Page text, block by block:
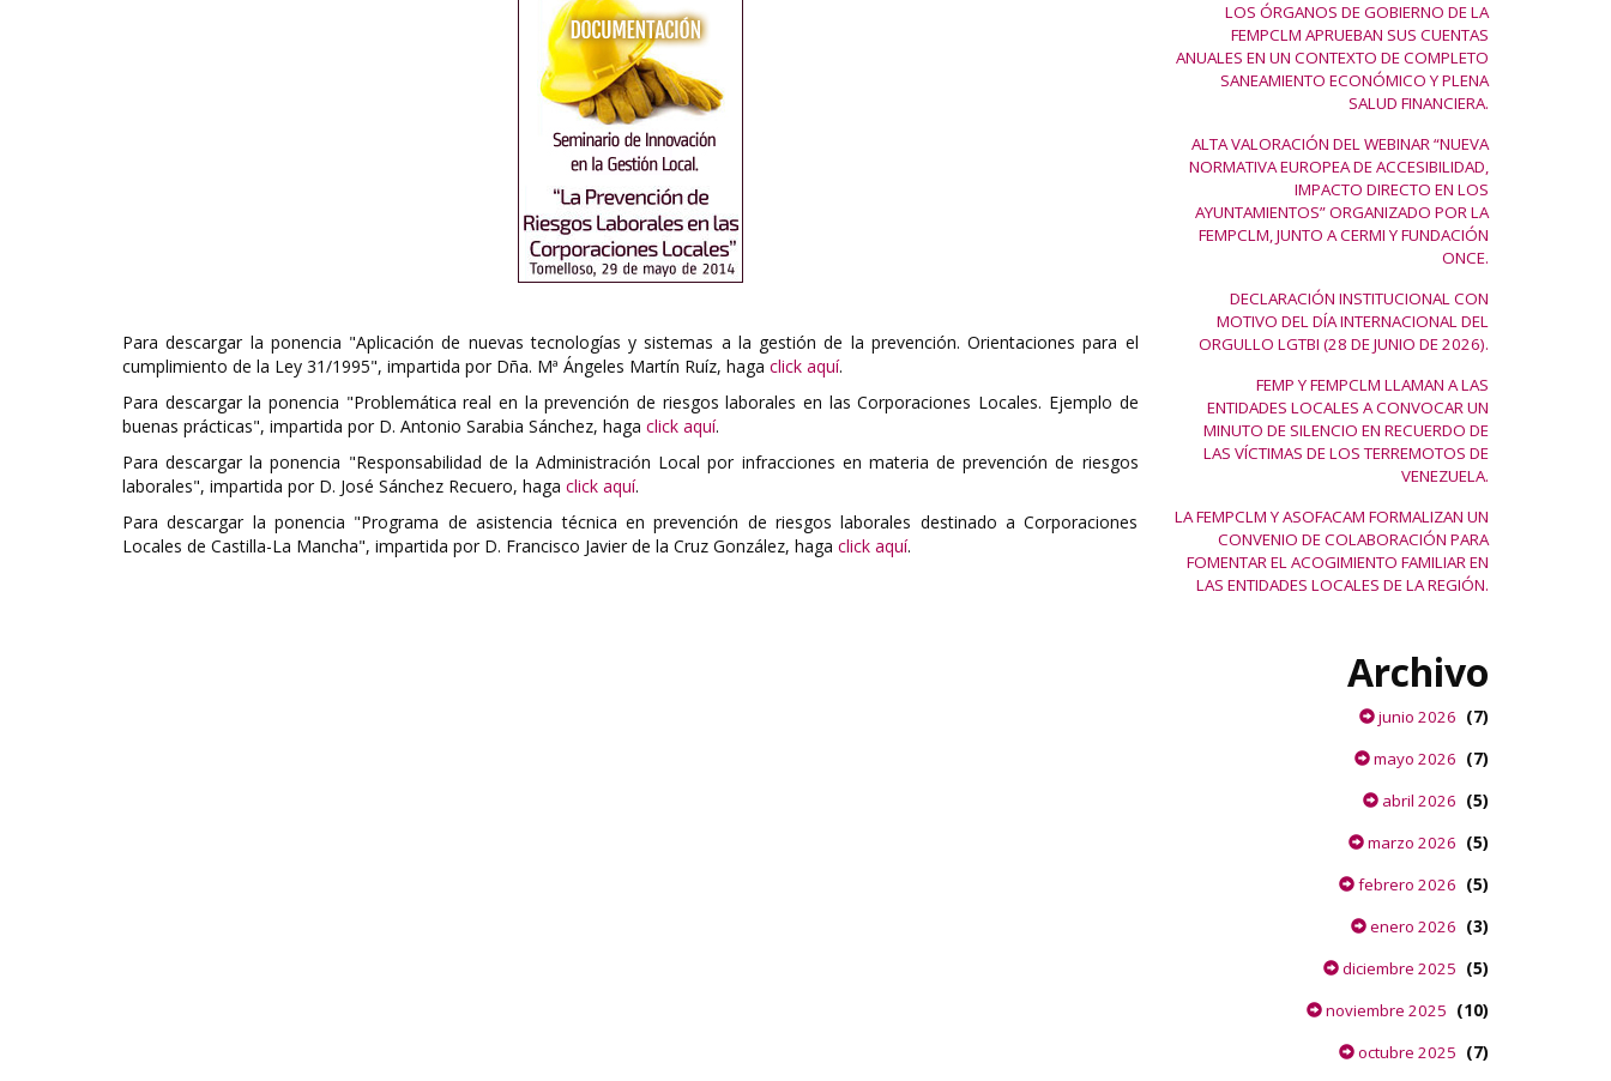
Para descargar la ponencia "Aplicación de nuevas tecnologías y sistemas a la gestión de la prevención. Orientaciones para el
cumplimiento de la Ley 31/1995", impartida por Dña. Mª Ángeles Martín Ruíz, haga click aquí.
Para descargar la ponencia "Problemática real en la prevención de riesgos laborales en las Corporaciones Locales. Ejemplo de
buenas prácticas", impartida por D. Antonio Sarabia Sánchez, haga click aquí.
Para descargar la ponencia "Responsabilidad de la Administración Local por infracciones en materia de prevención de riesgos
laborales", impartida por D. José Sánchez Recuero, haga click aquí.
Para descargar la ponencia "Programa de asistencia técnica en prevención de riesgos laborales destinado a Corporaciones
Locales de Castilla-La Mancha", impartida por D. Francisco Javier de la Cruz González, haga click aquí.
LOS ÓRGANOS DE GOBIERNO DE LA
FEMPCLM APRUEBAN SUS CUENTAS
ANUALES EN UN CONTEXTO DE COMPLETO
SANEAMIENTO ECONÓMICO Y PLENA
SALUD FINANCIERA.
ALTA VALORACIÓN DEL WEBINAR “NUEVA
NORMATIVA EUROPEA DE ACCESIBILIDAD,
IMPACTO DIRECTO EN LOS
AYUNTAMIENTOS” ORGANIZADO POR LA
FEMPCLM, JUNTO A CERMI Y FUNDACIÓN
ONCE.
DECLARACIÓN INSTITUCIONAL CON
MOTIVO DEL DÍA INTERNACIONAL DEL
ORGULLO LGTBI (28 DE JUNIO DE 2026).
FEMP Y FEMPCLM LLAMAN A LAS
ENTIDADES LOCALES A CONVOCAR UN
MINUTO DE SILENCIO EN RECUERDO DE
LAS VÍCTIMAS DE LOS TERREMOTOS DE
VENEZUELA.
LA FEMPCLM Y ASOFACAM FORMALIZAN UN
CONVENIO DE COLABORACIÓN PARA
FOMENTAR EL ACOGIMIENTO FAMILIAR EN
LAS ENTIDADES LOCALES DE LA REGIÓN.
Archivo
junio 2026 (7)
mayo 2026 (7)
abril 2026 (5)
marzo 2026 (5)
febrero 2026 (5)
enero 2026 (3)
diciembre 2025 (5)
noviembre 2025 (10)
octubre 2025 (7)